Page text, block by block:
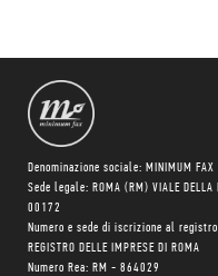
Denominazione sociale: MINIMUM FAX
Sede legale: ROMA (RM) VIALE
00172
Numero e sede di iscrizione al
REGISTRO DELLE IMPRESE DI ROMA
Numero Rea: RM - 864029